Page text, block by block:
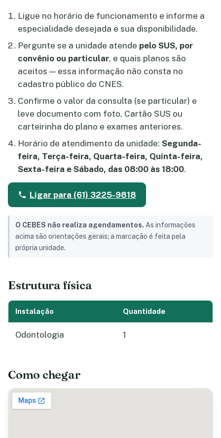
Ligue no horário de funcionamento e informe a
especialidade desejada e sua disponibilidade.
Pergunte se a unidade atende pelo SUS, por
convênio ou particular, e quais planos são
aceitos — essa informação não consta no
cadastro público do CNES.
Confirme o valor da consulta (se particular) e
leve documento com foto, Cartão SUS ou
carteirinha do plano e exames anteriores.
Horário de atendimento da unidade: Segunda-
feira, Terça-feira, Quarta-feira, Quinta-feira,
Sexta-feira e Sábado, das 08:00 às 18:00.
Ligar para (61) 3225-9818
O CEBES não realiza agendamentos. As informações
acima são orientações gerais; a marcação é feita pela
própria unidade.
Estrutura física
Instalação Quantidade
Odontologia 1
Como chegar